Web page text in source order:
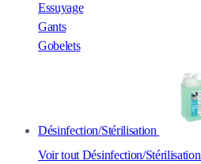
Essuyage
Gants
Gobelets
Désinfection/Stérilisation
Voir tout Désinfection/Stérilisation